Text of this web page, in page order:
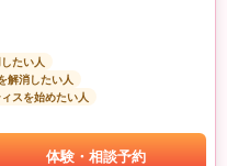
たい人
解消したい人
スを始めたい人
体験・相談予約